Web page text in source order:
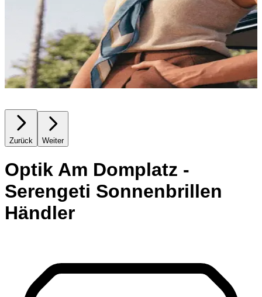
Zurück Weiter
Optik Am Domplatz -
Serengeti Sonnenbrillen
Händler